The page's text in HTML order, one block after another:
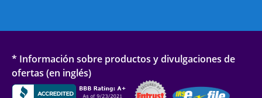
* Información sobre productos y divulgaciones de
ofertas (en inglés)